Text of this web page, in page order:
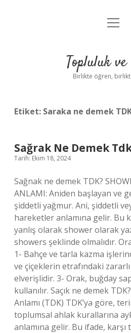
Anasayfa
Yasal
menüyü
Topluluk
Birlikte öğren,
Etiket: Saraka ne demek
Sağrak Ne Demek
Tarih: Ekim 18, 2024
Sağnak ne demek TDK?
ANLAMI: Aniden başlayan ve
şiddetli yağmur. Ani, şiddetli
hareketler anlamına gelir. Bu
yanlış olarak shower olarak
showers şeklinde olmalıdır.
1- Bahçe ve tarla kazma
ve çiçeklerin etrafındaki
elverişlidir. 3- Orak, buğday
kullanılır. Saçık ne demek
Anlamı (TDK) TDK’ya göre,
toplumsal ahlak kurallarına
anlamına gelir. Bu ifade,